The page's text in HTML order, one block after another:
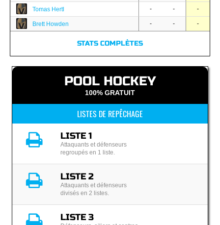
Tomas Hertl - - -
Brett Howden - - -
STATS COMPLÈTES
POOL HOCKEY
100% GRATUIT
LISTES DE REPÊCHAGE
LISTE 1
Attaquants et défenseurs
regroupés en 1 liste.
LISTE 2
Attaquants et défenseurs
divisés en 2 listes.
LISTE 3